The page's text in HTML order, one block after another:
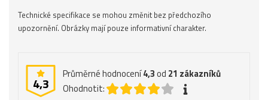
Technické specifikace se mohou změnit bez předchozího
upozornění. Obrázky mají pouze informativní charakter.
4,3
Průměrné hodnocení4,3od 21 zákazníků
Ohodnotit: